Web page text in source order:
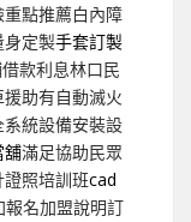
重點推薦白內障
身定製手套訂製
款利息林口民
助有自動滅火
統設備安裝設
舖滿足協助民眾
照培訓班cad
名加盟說明訂